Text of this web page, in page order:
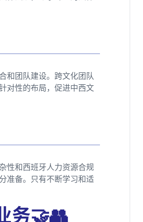
和团队建设。跨文化团队
对性的布局，促进中西文
性和西班牙人力资源合规
准备。只有不断学习和适
务🤝👥